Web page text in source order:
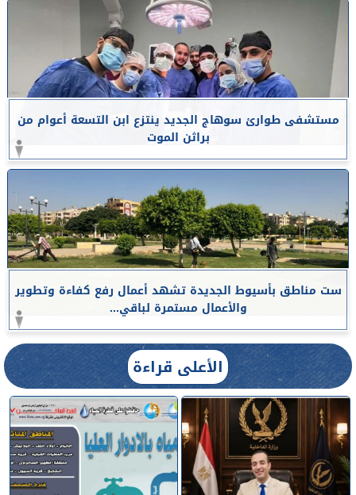
مستشفى طوارئ سوهاج الجديد ينتزع ابن التسعة أعوام من
براثن الموت
ست مناطق بأسيوط الجديدة تشهد أعمال رفع كفاءة وتطوير
والأعمال مستمرة لباقي...
الأعلى قراءة